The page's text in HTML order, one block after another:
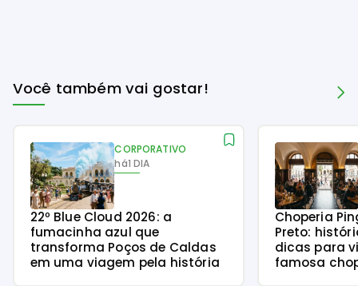
Você também vai gostar!
CORPORATIVO
há1 DIA
22º Blue Cloud 2026: a
fumacinha azul que
transforma Poços de Caldas
em uma viagem pela história
Choperia
Preto:
dicas para
famosa